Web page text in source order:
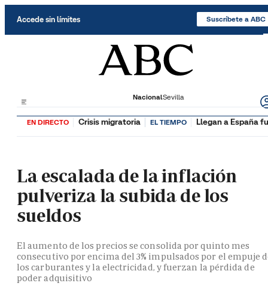
Accede sin límites Suscríbete a ABC
NacionalSevilla
EN DIRECTO Crisis migratoria EL TIEMPO Llegan a España
La escalada de la inflación
pulveriza la subida de los
sueldos
El aumento de los precios se consolida por quinto mes
consecutivo por encima del 3% impulsados por el empuje
los carburantes y la electricidad, y fuerzan la pérdida de
poder adquisitivo